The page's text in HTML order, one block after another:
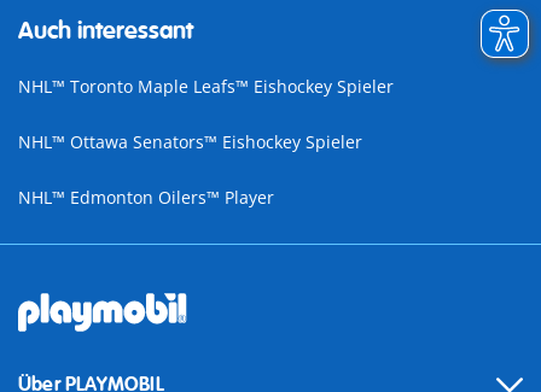
Auch interessant
NHL™ Toronto Maple Leafs™ Eishockey Spieler
NHL™ Ottawa Senators™ Eishockey Spieler
NHL™ Edmonton Oilers™ Player
Über PLAYMOBIL